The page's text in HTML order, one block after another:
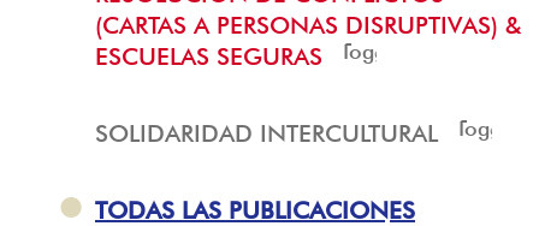
(CARTAS A PERSONAS DISRUPTIVAS) &
ESCUELAS SEGURAS
Toggle
SOLIDARIDAD INTERCULTURAL
Toggle
TODAS LAS PUBLICACIONES